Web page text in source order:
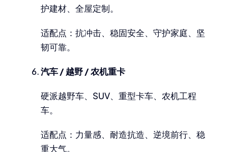
护建材、全屋定制。
适配点：抗冲击、稳固安全、守护家庭、坚
韧可靠。
汽车 / 越野 / 农机重卡
硬派越野车、SUV、重型卡车、农机工程
车。
适配点：力量感、耐造抗造、逆境前行、稳
重大气。